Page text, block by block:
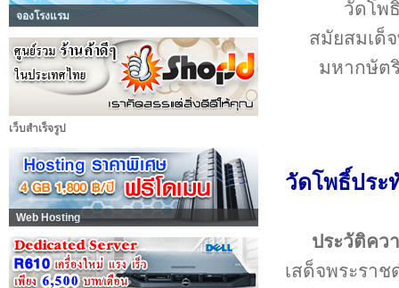
จองโรงแรม
เว็บสำเร็จรูป
Web Hosting
วัดโพ
สมัยสมเด็
มหากษัต
วัดโพธิ์ประ
ประวัติคว
เสด็จพระรา